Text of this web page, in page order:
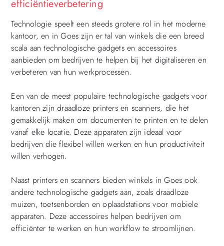
efficiëntieverbetering
Technologie speelt een steeds grotere rol in het moderne
kantoor, en in Goes zijn er tal van winkels die een breed
scala aan technologische gadgets en accessoires
aanbieden om bedrijven te helpen bij het digitaliseren en
verbeteren van hun werkprocessen.
Een van de meest populaire technologische gadgets voor
kantoren zijn draadloze printers en scanners, die het
gemakkelijk maken om documenten te printen en te delen
vanaf elke locatie. Deze apparaten zijn ideaal voor
bedrijven die flexibel willen werken en hun productiviteit
willen verhogen.
Naast printers en scanners bieden winkels in Goes ook
andere technologische gadgets aan, zoals draadloze
muizen, toetsenborden en oplaadstations voor mobiele
apparaten. Deze accessoires helpen bedrijven om
efficiënter te werken en hun workflow te stroomlijnen.